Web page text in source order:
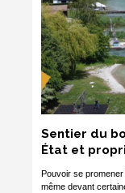
Sentier du
État et
Pouvoir se
même devant